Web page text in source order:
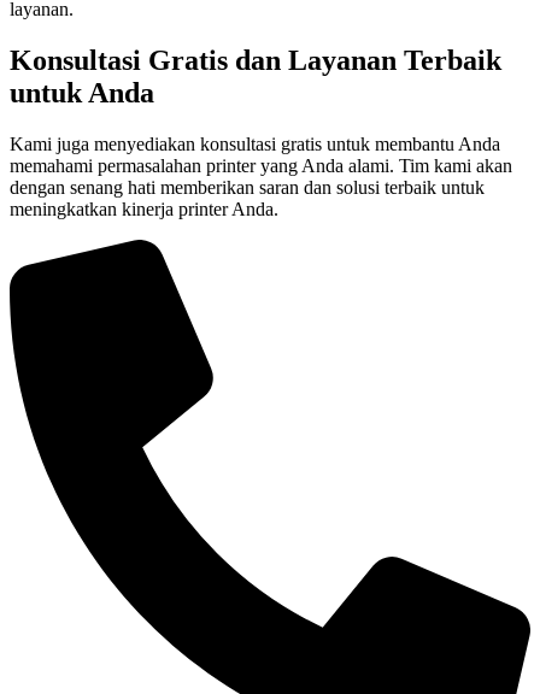
layanan.
Konsultasi Gratis dan Layanan Terbaik
untuk Anda
Kami juga menyediakan konsultasi gratis untuk membantu Anda
memahami permasalahan printer yang Anda alami. Tim kami akan
dengan senang hati memberikan saran dan solusi terbaik untuk
meningkatkan kinerja printer Anda.